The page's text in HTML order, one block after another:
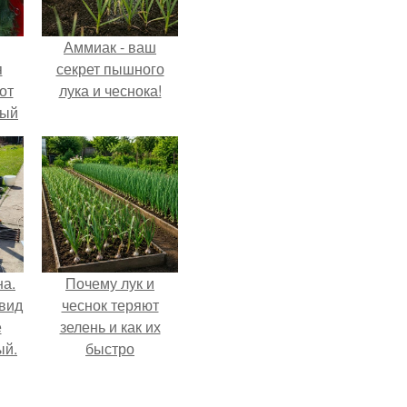
Аммиак - ваш
секрет пышного
лука и чеснока!
Почему лук и
чеснок теряют
зелень и как их
быстро